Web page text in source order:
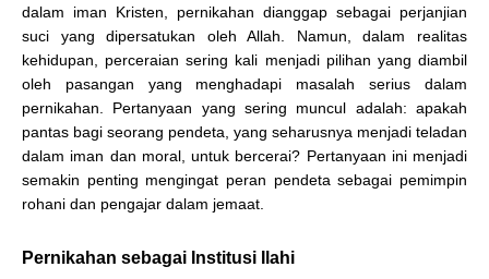
dalam iman Kristen, pernikahan dianggap sebagai perjanjian
suci yang dipersatukan oleh Allah. Namun, dalam realitas
kehidupan, perceraian sering kali menjadi pilihan yang diambil
oleh pasangan yang menghadapi masalah serius dalam
pernikahan. Pertanyaan yang sering muncul adalah: apakah
pantas bagi seorang pendeta, yang seharusnya menjadi teladan
dalam iman dan moral, untuk bercerai? Pertanyaan ini menjadi
semakin penting mengingat peran pendeta sebagai pemimpin
rohani dan pengajar dalam jemaat.
Pernikahan sebagai Institusi Ilahi